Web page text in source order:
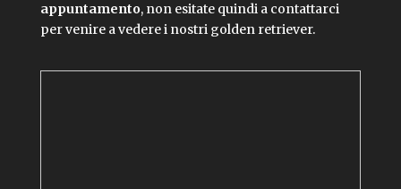
appuntamento, non esitate quindi a contattarci
per venire a vedere i nostri golden retriever.